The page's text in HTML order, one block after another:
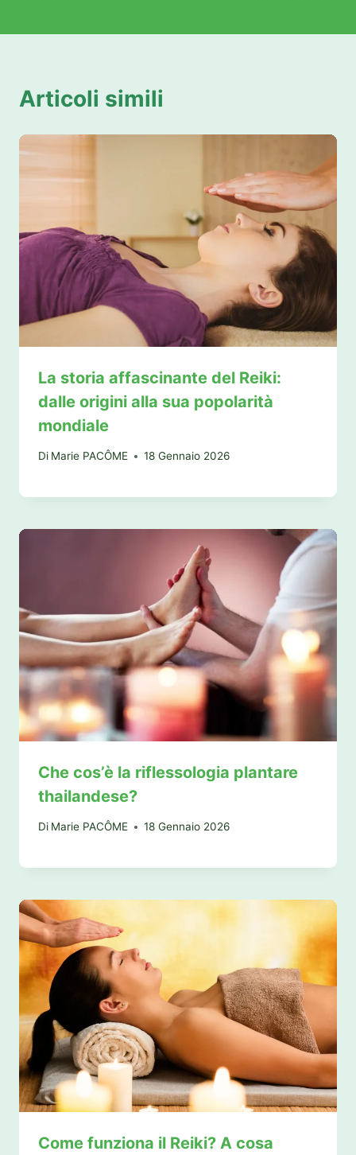
Articoli simili
La storia affascinante del Reiki:
dalle origini alla sua popolarità
mondiale
Di Marie PACÔME 18 Gennaio 2026
Che cos’è la riflessologia plantare
thailandese?
Di Marie PACÔME 18 Gennaio 2026
Come funziona il Reiki? A cosa